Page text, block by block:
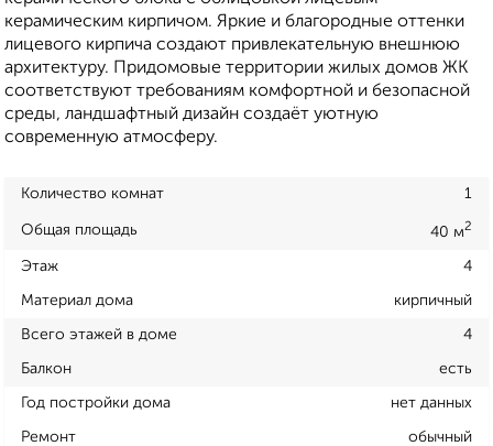
керамическим кирпичом. Яркие и благородные оттенки
лицевого кирпича создают привлекательную внешнюю
архитектуру. Придомовые территории жилых домов ЖК
соответствуют требованиям комфортной и безопасной
среды, ландшафтный дизайн создаёт уютную
современную атмосферу.
Количество комнат 1
Общая площадь 40 м2
Этаж 4
Материал дома кирпичный
Всего этажей в доме 4
Балкон есть
Год постройки дома нет данных
Ремонт обычный